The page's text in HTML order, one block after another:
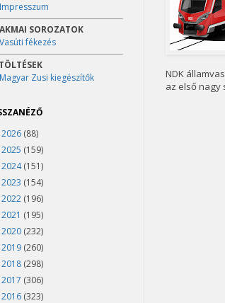
NDK
az első nagy
Impresszum
SOROZATOK
Vasúti fékezés
Magyar Zusi kiegészítők
2026 (88)
2025 (159)
2024(151)
2023 (154)
2022 (196)
2021 (195)
2020 (232)
2019 (260)
2018 (298)
2017 (306)
2016 (323)